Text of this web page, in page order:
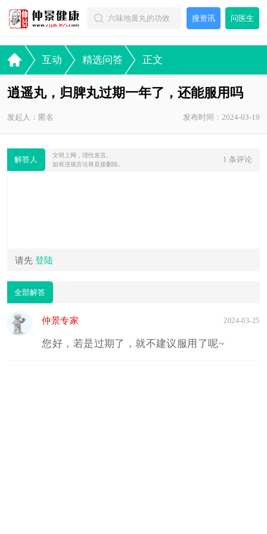
搜资讯 问医生
互动 精选问答 正文
逍遥丸，归脾丸过期一年了，还能服用吗
发起人：匿名 发布时间：2024-03-19
解答人
文明上网，理性发言。
如有违规言论将直接删除。
1 条评论
请先 登陆
全部解答
仲景专家 2024-03-25
您好，若是过期了，就不建议服用了呢~